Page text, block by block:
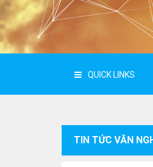
QUICK LINKS
TIN TỨC VĂN